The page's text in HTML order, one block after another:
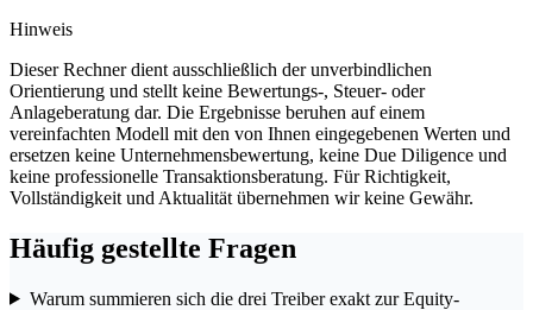
Hinweis
Dieser Rechner dient ausschließlich der unverbindlichen
Orientierung und stellt keine Bewertungs-, Steuer- oder
Anlageberatung dar. Die Ergebnisse beruhen auf einem
vereinfachten Modell mit den von Ihnen eingegebenen Werten und
ersetzen keine Unternehmensbewertung, keine Due Diligence und
keine professionelle Transaktionsberatung. Für Richtigkeit,
Vollständigkeit und Aktualität übernehmen wir keine Gewähr.
Häufig gestellte Fragen
Warum summieren sich die drei Treiber exakt zur Equity-